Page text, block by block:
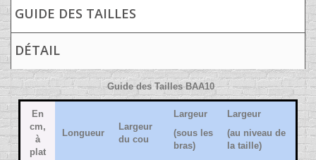
GUIDE DES TAILLES
DÉTAIL
Guide des Tailles BAA10
En
cm,
à
plat
Longueur
Largeur
du cou
Largeur
(sous les
bras)
Largeur
(au niveau de
la taille)